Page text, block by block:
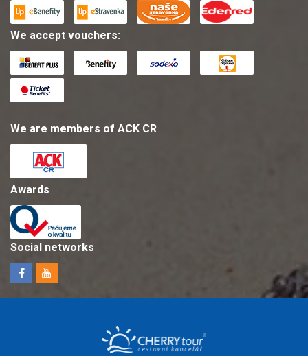
We accept vouchers:
We are members of ACK CR
Awards
Social networks